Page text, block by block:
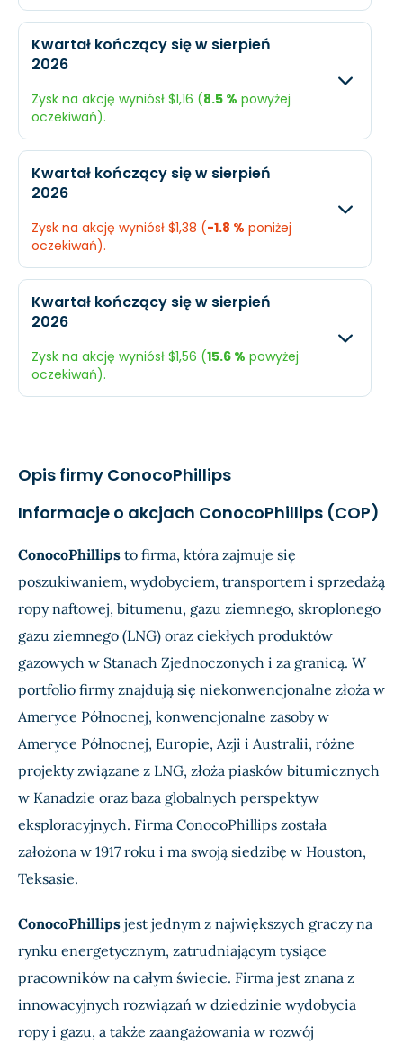
EPS $2,28 N/A
Przychody
Dochód $2,11 mld.
EPS $1,72 $1,78
Kwartał kończący się w sierpień
2026
Zysk na akcję wyniósł $1,16 (8.5 % powyżej
oczekiwań).
Przychody
Dochód $1,31 mld.
EPS $1,07 $1,16
Kwartał kończący się w sierpień
2026
Zysk na akcję wyniósł $1,38 (-1.8 % poniżej
oczekiwań).
Przychody
Dochód $1,72 mld.
Kwartał kończący się w sierpień
2026
Zysk na akcję wyniósł $1,56 (15.6 % powyżej
oczekiwań).
Opis firmy ConocoPhillips
Informacje o akcjach ConocoPhillips (COP)
ConocoPhillips to firma, która zajmuje się
poszukiwaniem, wydobyciem, transportem i sprzedażą
ropy naftowej, bitumenu, gazu ziemnego, skroplonego
gazu ziemnego (LNG) oraz ciekłych produktów
gazowych w Stanach Zjednoczonych i za granicą. W
portfolio firmy znajdują się niekonwencjonalne złoża w
Ameryce Północnej, konwencjonalne zasoby w
Ameryce Północnej, Europie, Azji i Australii, różne
projekty związane z LNG, złoża piasków bitumicznych
w Kanadzie oraz baza globalnych perspektyw
eksploracyjnych. Firma ConocoPhillips została
założona w 1917 roku i ma swoją siedzibę w Houston,
Teksasie.
ConocoPhillips jest jednym z największych graczy na
rynku energetycznym, zatrudniającym tysiące
pracowników na całym świecie. Firma jest znana z
innowacyjnych rozwiązań w dziedzinie wydobycia
ropy i gazu, a także zaangażowania w rozwój